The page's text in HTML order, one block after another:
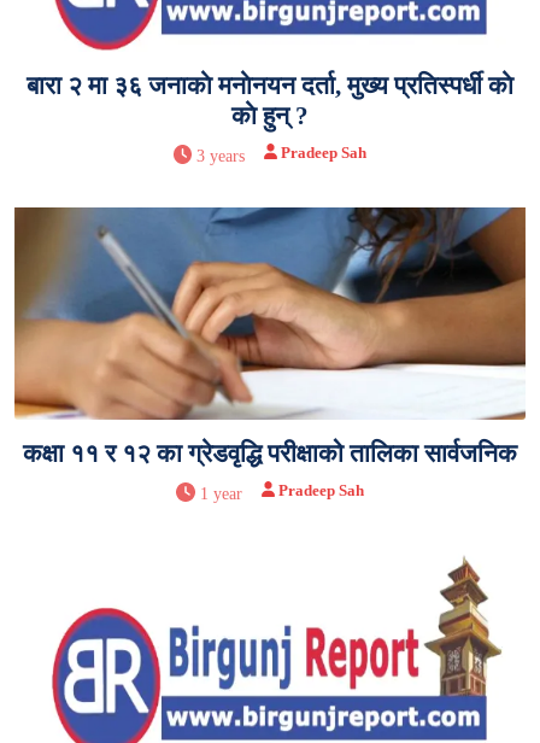
बारा २ मा ३६ जनाकाे मनाेनयन दर्ता, मुख्य प्रतिस्पर्धी काे
काे हुन् ?
3 years Pradeep Sah
कक्षा ११ र १२ का ग्रेडवृद्धि परीक्षाको तालिका सार्वजनिक
1 year Pradeep Sah